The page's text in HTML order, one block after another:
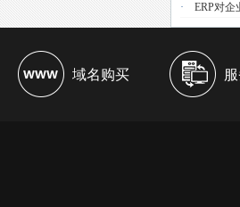
· ERP对企
域名购买